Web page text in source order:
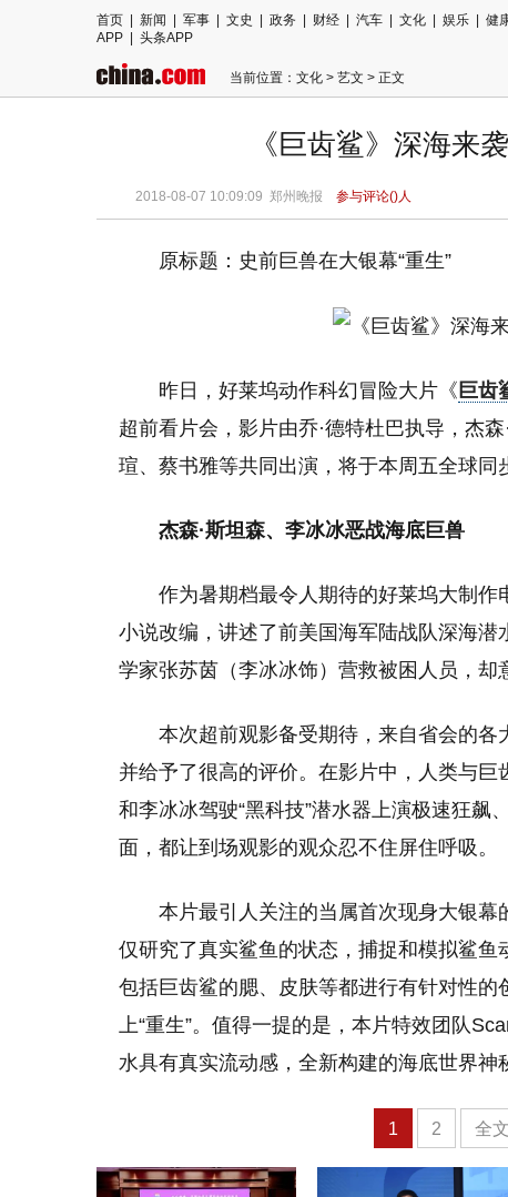
首页 新闻 军事 文史 政务 财经 汽车 文化 娱乐 健
APP
头条APP
当前位置： 文化 > 艺文 > 正文
《巨齿鲨》深海来
2018-08-07 10:09:09 郑州晚报 参与评论()人
原标题：史前巨兽在大银幕“重生”
昨日，好莱坞动作科幻冒险大片《 巨齿
超前看片会，影片由乔·德特杜巴执导，杰
瑄、蔡书雅等共同出演，将于本周五全球同
杰森·斯坦森、李冰冰恶战海底巨兽
作为暑期档最令人期待的好莱坞大制作
小说改编，讲述了前美国海军陆战队深海潜
学家张苏茵（李冰冰饰）营救被困人员，却
本次超前观影备受期待，来自省会的各
并给予了很高的评价。在影片中，人类与
和李冰冰驾驶“黑科技”潜水器上演极速狂
面，都让到场观影的观众忍不住屏住呼吸。
本片最引人关注的当属首次现身大银
仅研究了真实鲨鱼的状态，捕捉和模拟鲨鱼
包括巨齿鲨的腮、皮肤等都进行有针对性
上“重生”。值得一提的是，本片特效团队
水具有真实流动感，全新构建的海底世界神
1 2 全文